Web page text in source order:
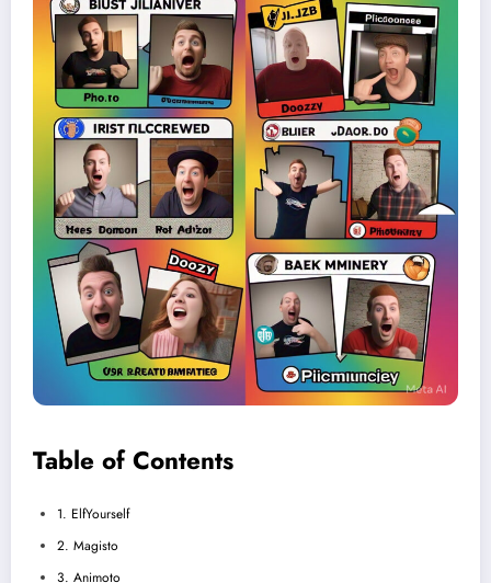
Table of Contents
1. ElfYourself
2. Magisto
3. Animoto